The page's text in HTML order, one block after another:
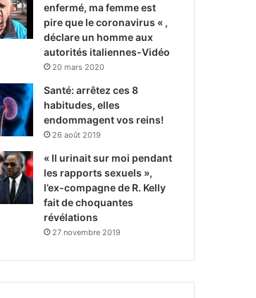
enfermé, ma femme est
pire que le coronavirus « ,
déclare un homme aux
autorités italiennes-Vidéo
20 mars 2020
Santé: arrêtez ces 8
habitudes, elles
endommagent vos reins!
26 août 2019
« Il urinait sur moi pendant
les rapports sexuels »,
l’ex-compagne de R. Kelly
fait de choquantes
révélations
27 novembre 2019